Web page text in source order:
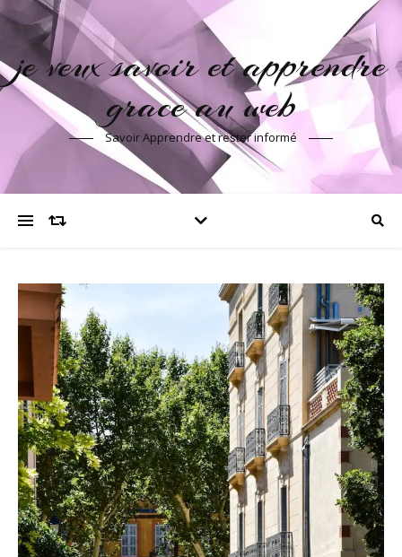
je veux savoir et apprendre
grace au web
Savoir Apprendre et rester informé